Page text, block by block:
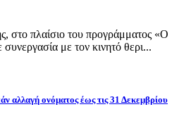
στο πλαίσιο του προγράμματος «Ο
με τον κινητό θερι...
αλλαγή ονόματος έως τις 31 Δεκεμβρίου